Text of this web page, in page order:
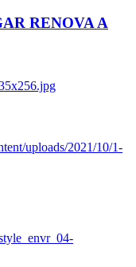
RENOVA A
uploads/2021/10/1-